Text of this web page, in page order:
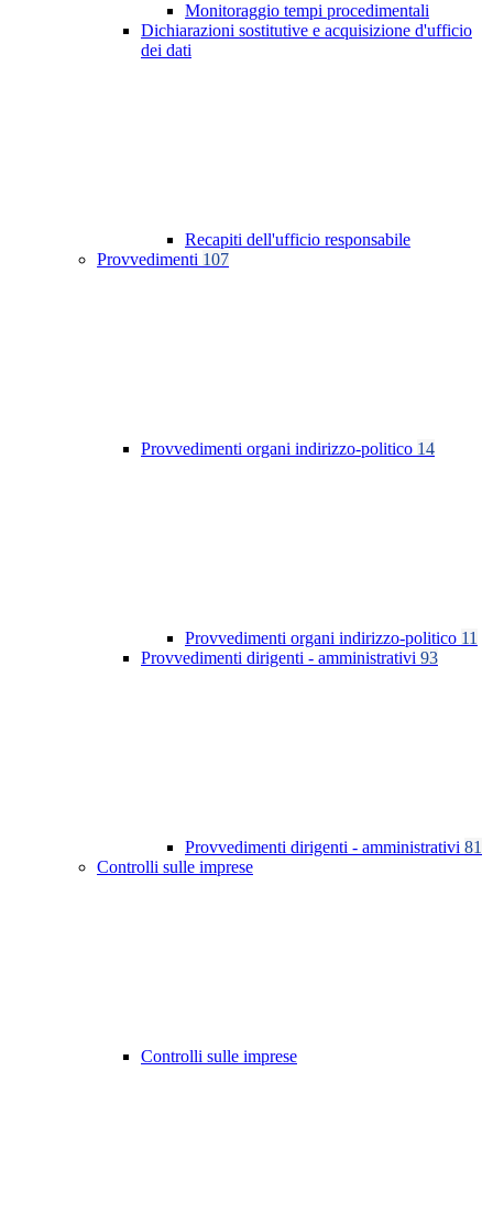
Monitoraggio tempi procedimentali
Dichiarazioni sostitutive e acquisizione d'ufficio
dei dati
Recapiti dell'ufficio responsabile
Provvedimenti 107
Provvedimenti organi indirizzo-politico 14
Provvedimenti organi indirizzo-politico 11
Provvedimenti dirigenti - amministrativi 93
Provvedimenti dirigenti - amministrativi 81
Controlli sulle imprese
Controlli sulle imprese